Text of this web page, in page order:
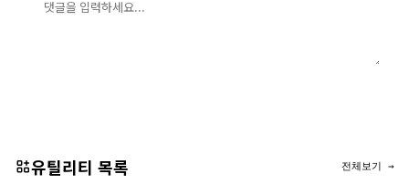
유틸리티 목록 전체보기 →